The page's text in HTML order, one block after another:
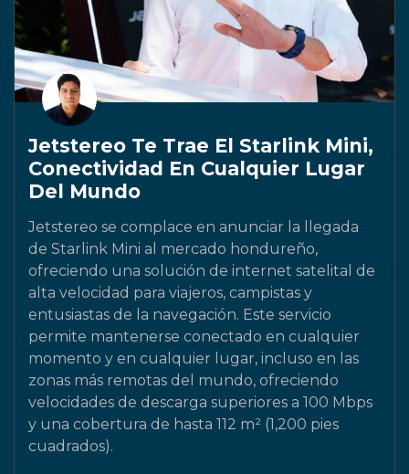
Jetstereo Te Trae El Starlink Mini,
Conectividad En Cualquier Lugar
Del Mundo
Jetstereo se complace en anunciar la llegada
de Starlink Mini al mercado hondureño,
ofreciendo una solución de internet satelital de
alta velocidad para viajeros, campistas y
entusiastas de la navegación. Este servicio
permite mantenerse conectado en cualquier
momento y en cualquier lugar, incluso en las
zonas más remotas del mundo, ofreciendo
velocidades de descarga superiores a 100 Mbps
y una cobertura de hasta 112 m² (1,200 pies
cuadrados).